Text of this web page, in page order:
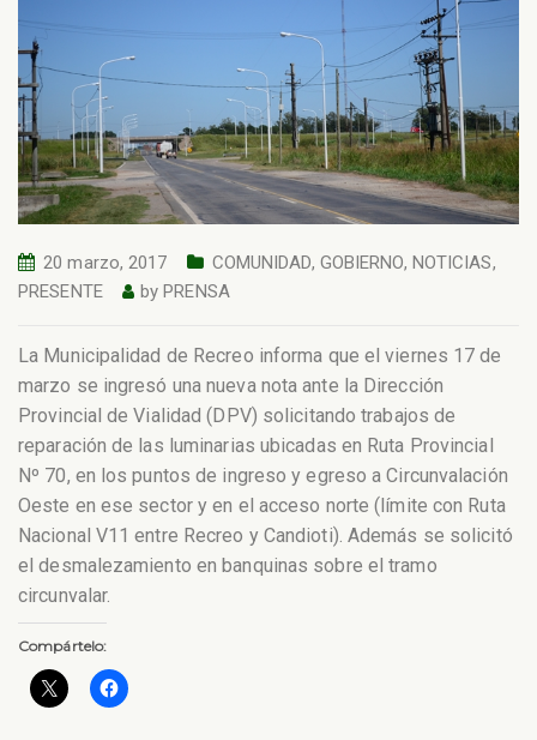
20 marzo, 2017 COMUNIDAD, GOBIERNO, NOTICIAS,
PRESENTE
byPRENSA
La Municipalidad de Recreo informa que el viernes 17 de
marzo se ingresó una nueva nota ante la Dirección
Provincial de Vialidad (DPV) solicitando trabajos de
reparación de las luminarias ubicadas en Ruta Provincial
Nº 70, en los puntos de ingreso y egreso a Circunvalación
Oeste en ese sector y en el acceso norte (límite con Ruta
Nacional V11 entre Recreo y Candioti). Además se solicitó
el desmalezamiento en banquinas sobre el tramo
circunvalar.
Compártelo: